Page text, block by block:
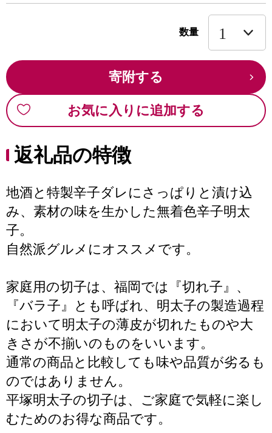
数量
寄附する
お気に入りに追加する
返礼品の特徴
地酒と特製辛子ダレにさっぱりと漬け込
み、素材の味を生かした無着色辛子明太
子。
自然派グルメにオススメです。
家庭用の切子は、福岡では『切れ子』、
『バラ子』とも呼ばれ、明太子の製造過程
において明太子の薄皮が切れたものや大
きさが不揃いのものをいいます。
通常の商品と比較しても味や品質が劣るも
のではありません。
平塚明太子の切子は、ご家庭で気軽に楽し
むためのお得な商品です。